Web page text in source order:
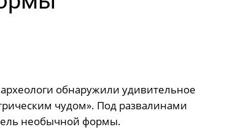
обнаружили удивительное
чудом». Под развалинами
необычной формы.